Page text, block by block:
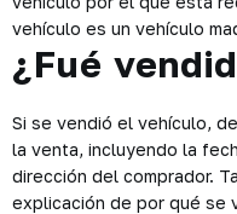
vehículo es un vehículo
¿Fué
Si se vendió el vehículo,
la venta, incluyendo la
dirección del comprador.
explicación de por qué se